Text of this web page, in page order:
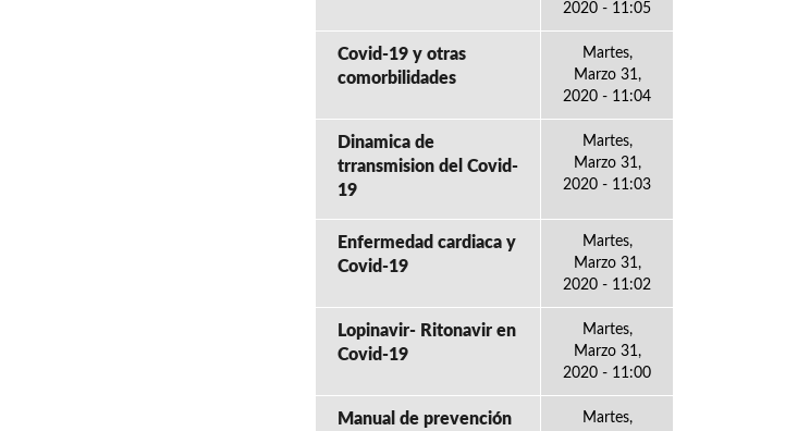
2020 - 11:05
Covid-19 y otras
comorbilidades
Martes,
Marzo 31,
2020 - 11:04
Dinamica de
trransmision del Covid-
19
Martes,
Marzo 31,
2020 - 11:03
Enfermedad cardiaca y
Covid-19
Martes,
Marzo 31,
2020 - 11:02
Lopinavir- Ritonavir en
Covid-19
Martes,
Marzo 31,
2020 - 11:00
Manual de prevención
Martes,